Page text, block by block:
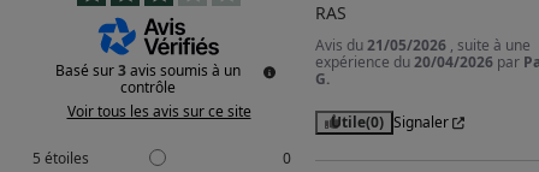
Basé sur3avis soumis à un
contrôle
Voir tous les avis sur ce site
5 étoiles
0
RAS
Avis du21/05/2026 , suite à une
expérience du20/04/2026 par
G.
Utile(0) Signaler